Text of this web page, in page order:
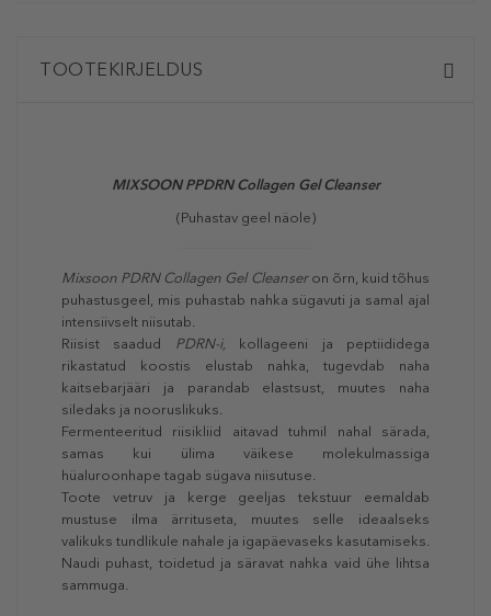
TOOTEKIRJELDUS
MIXSOON PPDRN Collagen Gel Cleanser
(Puhastav geel näole)
Mixsoon PDRN Collagen Gel Cleanseron õrn, kuid tõhus
puhastusgeel, mis puhastab nahka sügavuti ja samal ajal
intensiivselt niisutab.
Riisist saadud PDRN-i, kollageeni ja peptiididega
rikastatud koostis elustab nahka, tugevdab naha
kaitsebarjääri ja parandab elastsust, muutes naha
siledaks ja nooruslikuks.
Fermenteeritud riisikliid aitavad tuhmil nahal särada,
samas kui ülima väikese molekulmassiga
hüaluroonhape tagab sügava niisutuse.
Toote vetruv ja kerge geeljas tekstuur eemaldab
mustuse ilma ärrituseta, muutes selle ideaalseks
valikuks tundlikule nahale ja igapäevaseks kasutamiseks.
Naudi puhast, toidetud ja säravat nahka vaid ühe lihtsa
sammuga.